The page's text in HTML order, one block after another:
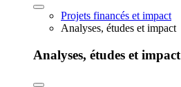
Projets financés et impact
Analyses, études et impact
Analyses, études et impact